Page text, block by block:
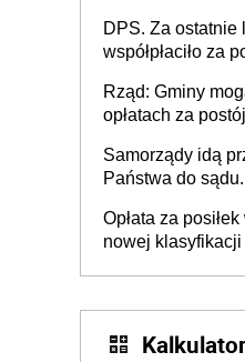
DPS. Za ostatnie
współpłaciło za
Rząd: Gminy
opłatach za
Samorządy idą
Państwa do
Opłata za
nowej